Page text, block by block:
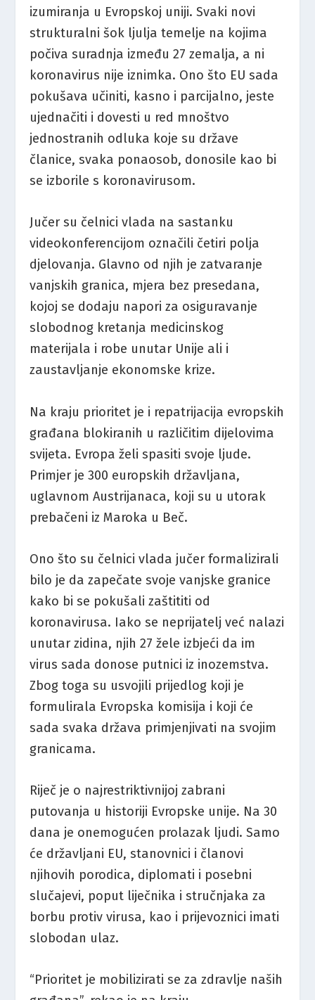
izumiranja u Evropskoj uniji. Svaki novi
strukturalni šok ljulja temelje na kojima
počiva suradnja između 27 zemalja, a ni
koronavirus nije iznimka. Ono što EU sada
pokušava učiniti, kasno i parcijalno, jeste
ujednačiti i dovesti u red mnoštvo
jednostranih odluka koje su države
članice, svaka ponaosob, donosile kao bi
se izborile s koronavirusom.
Jučer su čelnici vlada na sastanku
videokonferencijom označili četiri polja
djelovanja. Glavno od njih je zatvaranje
vanjskih granica, mjera bez presedana,
kojoj se dodaju napori za osiguravanje
slobodnog kretanja medicinskog
materijala i robe unutar Unije ali i
zaustavljanje ekonomske krize.
Na kraju prioritet je i repatrijacija evropskih
građana blokiranih u različitim dijelovima
svijeta. Evropa želi spasiti svoje ljude.
Primjer je 300 europskih državljana,
uglavnom Austrijanaca, koji su u utorak
prebačeni iz Maroka u Beč.
Ono što su čelnici vlada jučer formalizirali
bilo je da zapečate svoje vanjske granice
kako bi se pokušali zaštititi od
koronavirusa. Iako se neprijatelj već nalazi
unutar zidina, njih 27 žele izbjeći da im
virus sada donose putnici iz inozemstva.
Zbog toga su usvojili prijedlog koji je
formulirala Evropska komisija i koji će
sada svaka država primjenjivati ​​na svojim
granicama.
Riječ je o najrestriktivnijoj zabrani
putovanja u historiji Evropske unije. Na 30
dana je onemogućen prolazak ljudi. Samo
će državljani EU, stanovnici i članovi
njihovih porodica, diplomati i posebni
slučajevi, poput liječnika i stručnjaka za
borbu protiv virusa, kao i prijevoznici imati
slobodan ulaz.
“Prioritet je mobilizirati se za zdravlje naših